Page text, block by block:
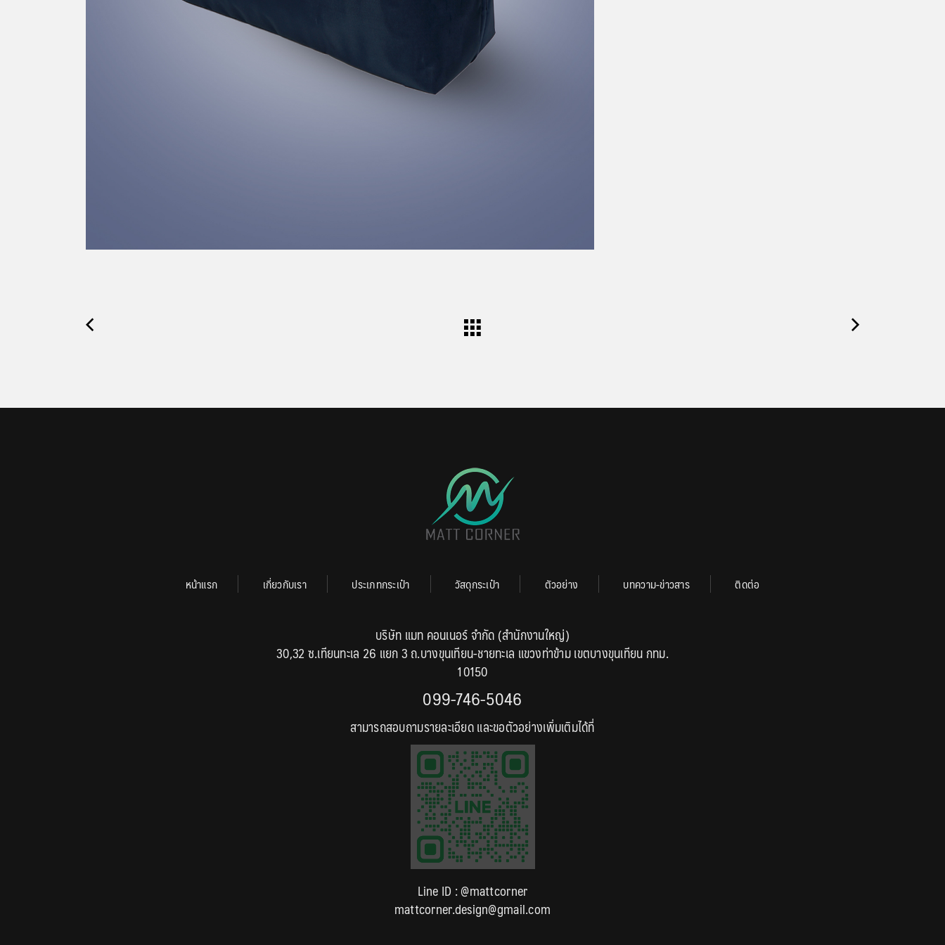
หน้าแรก เกี่ยวกับเรา ประเภทกระเป๋า วัสดุกระเป๋า ตัวอย่าง บทความ-ข่าวสาร ติดต่อ
บริษัท แมท คอนเนอร์ จำกัด (สำนักงานใหญ่)
30,32 ซ.เทียนทะเล 26 แยก 3 ถ.บางขุนเทียน-ชายทะเล แขวงท่าข้าม เขตบางขุนเทียน กทม.
10150
099-746-5046
สามารถสอบถามรายละเอียด และขอตัวอย่างเพิ่มเติมได้ที่
Line ID :@mattcorner
mattcorner.design@gmail.com